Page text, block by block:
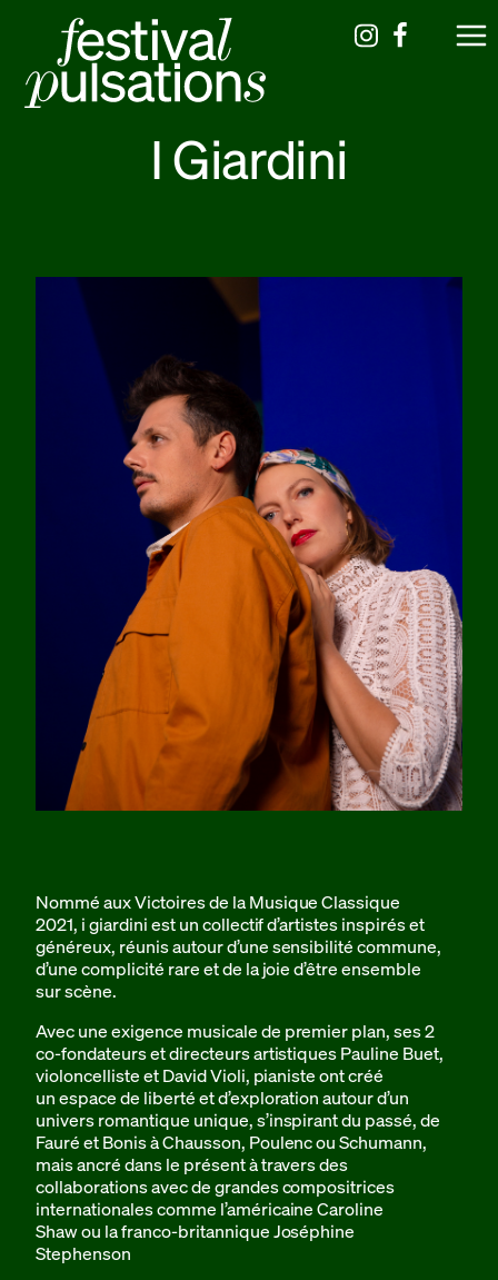
I Giardini
Nommé aux Victoires de la Musique Classique
2021, i giardini est un collectif d’artistes inspirés et
généreux, réunis autour d’une sensibilité commune,
d’une complicité rare et de la joie d’être ensemble
sur scène.
Avec une exigence musicale de premier plan, ses 2
co-fondateurs et directeurs artistiques Pauline Buet,
violoncelliste et David Violi, pianiste ont créé
un espace de liberté et d’exploration autour d’un
univers romantique unique, s’inspirant du passé, de
Fauré et Bonis à Chausson, Poulenc ou Schumann,
mais ancré dans le présent à travers des
collaborations avec de grandes compositrices
internationales comme l’américaine Caroline
Shaw ou la franco-britannique Joséphine
Stephenson